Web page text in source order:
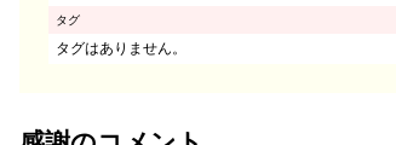
タグ
タグはありません。